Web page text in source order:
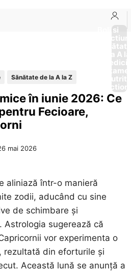
Boli si
Afectiuni
Sănătate
de la A
Sănătate de la A la Z
în iunie 2026: Ce
Fecioare,
mai 2026
aliniază într-o manieră
zodii, aducând cu sine
de schimbare și
Astrologia sugerează că
vor experimenta o
rezultată din eforturile și
Această lună se anunță a